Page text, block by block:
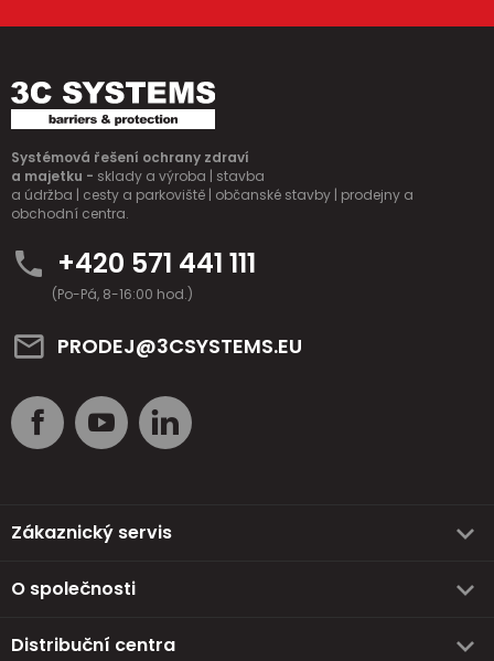
Systémová řešení ochrany zdraví
a majetku - sklady a výroba | stavba
a údržba | cesty a parkoviště | občanské stavby | prodejny a
obchodní centra.
+420 571 441 111
(Po-Pá, 8-16:00 hod.)
PRODEJ@3CSYSTEMS.EU
Zákaznický servis
O společnosti
Distribuční centra